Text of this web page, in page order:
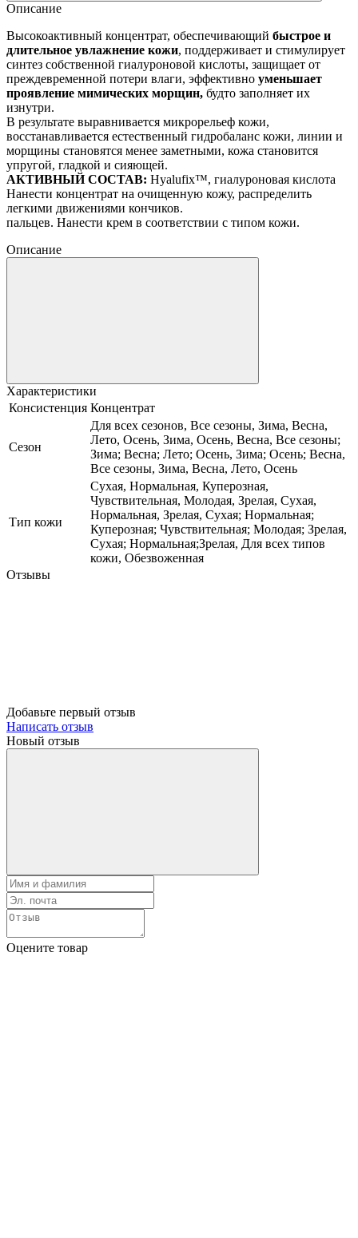
Описание
Высокоактивный концентрат, обеспечивающий быстрое и
длительное увлажнение кожи, поддерживает и стимулирует
синтез собственной гиалуроновой кислоты, защищает от
преждевременной потери влаги, эффективно уменьшает
проявление мимических морщин, будто заполняет их
изнутри.
В результате выравнивается микрорельеф кожи,
восстанавливается естественный гидробаланс кожи, линии и
морщины становятся менее заметными, кожа становится
упругой, гладкой и сияющей.
АКТИВНЫЙ СОСТАВ: Hyalufix™, гиалуроновая кислота
Нанести концентрат на очищенную кожу, распределить
легкими движениями кончиков.
пальцев. Нанести крем в соответствии с типом кожи.
Описание
Характеристики
Консистенция Концентрат
Сезон
Для всех сезонов, Все сезоны, Зима, Весна,
Лето, Осень, Зима, Осень, Весна, Все сезоны;
Зима; Весна; Лето; Осень, Зима; Осень; Весна,
Все сезоны, Зима, Весна, Лето, Осень
Тип кожи
Сухая, Нормальная, Куперозная,
Чувствительная, Молодая, Зрелая, Сухая,
Нормальная, Зрелая, Сухая; Нормальная;
Куперозная; Чувствительная; Молодая; Зрелая,
Сухая; Нормальная;Зрелая, Для всех типов
кожи, Обезвоженная
Отзывы
Добавьте первый отзыв
Написать отзыв
Новый отзыв
Оцените товар